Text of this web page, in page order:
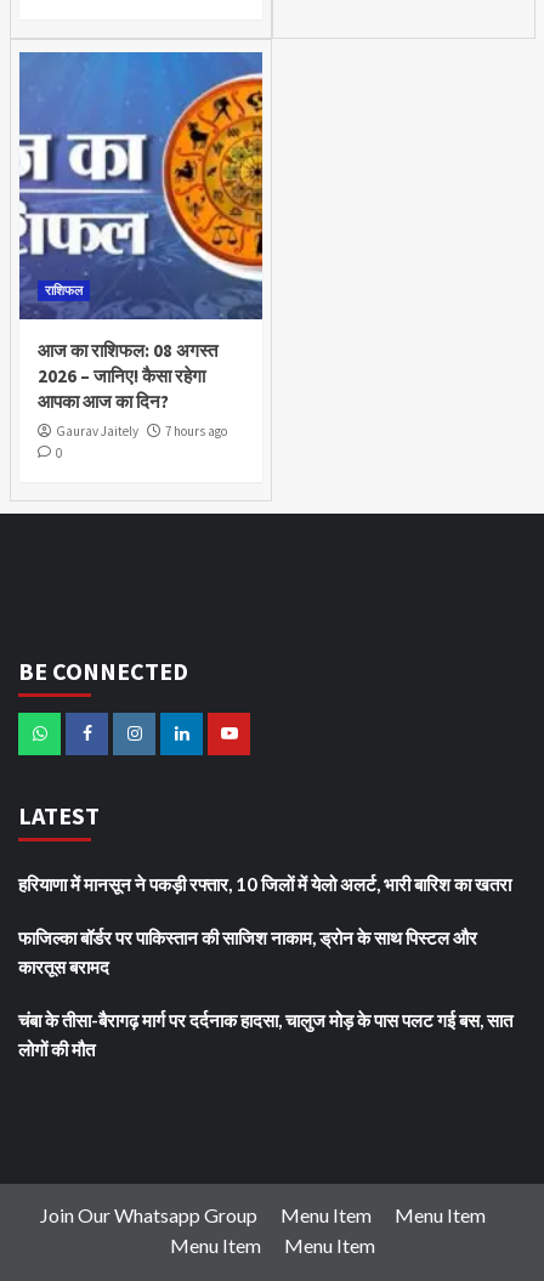
राशिफल
आज का राशिफल: 08 अगस्त
2026 – जानिए! कैसा रहेगा
आपका आज का दिन?
Gaurav Jaitely
7 hours ago
0
BE CONNECTED
LATEST
हरियाणा में मानसून ने पकड़ी रफ्तार, 10 जिलों में येलो अलर्ट, भारी बारिश का खतरा
फाजिल्का बॉर्डर पर पाकिस्तान की साजिश नाकाम, ड्रोन के साथ पिस्टल और
कारतूस बरामद
चंबा के तीसा-बैरागढ़ मार्ग पर दर्दनाक हादसा, चालुज मोड़ के पास पलट गई बस, सात
लोगों की मौत
Join Our Whatsapp Group Menu Item
Menu Item
Menu Item
Menu Item